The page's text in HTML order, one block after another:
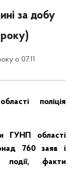
за добу
о 07:11
поліція
ГУНП області
760 заяв і
події, факти